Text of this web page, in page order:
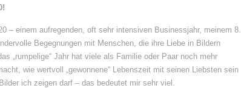
– einem aufregenden, oft sehr intensiven Businessjahr, meinem 8.
Begegnungen mit Menschen, die ihre Liebe in Bildern
„rumpelige“ Jahr hat viele als Familie oder Paar noch mehr
wie wertvoll „gewonnene“ Lebenszeit mit seinen Liebsten sein
ich zeigen darf – das bedeutet mir sehr viel.